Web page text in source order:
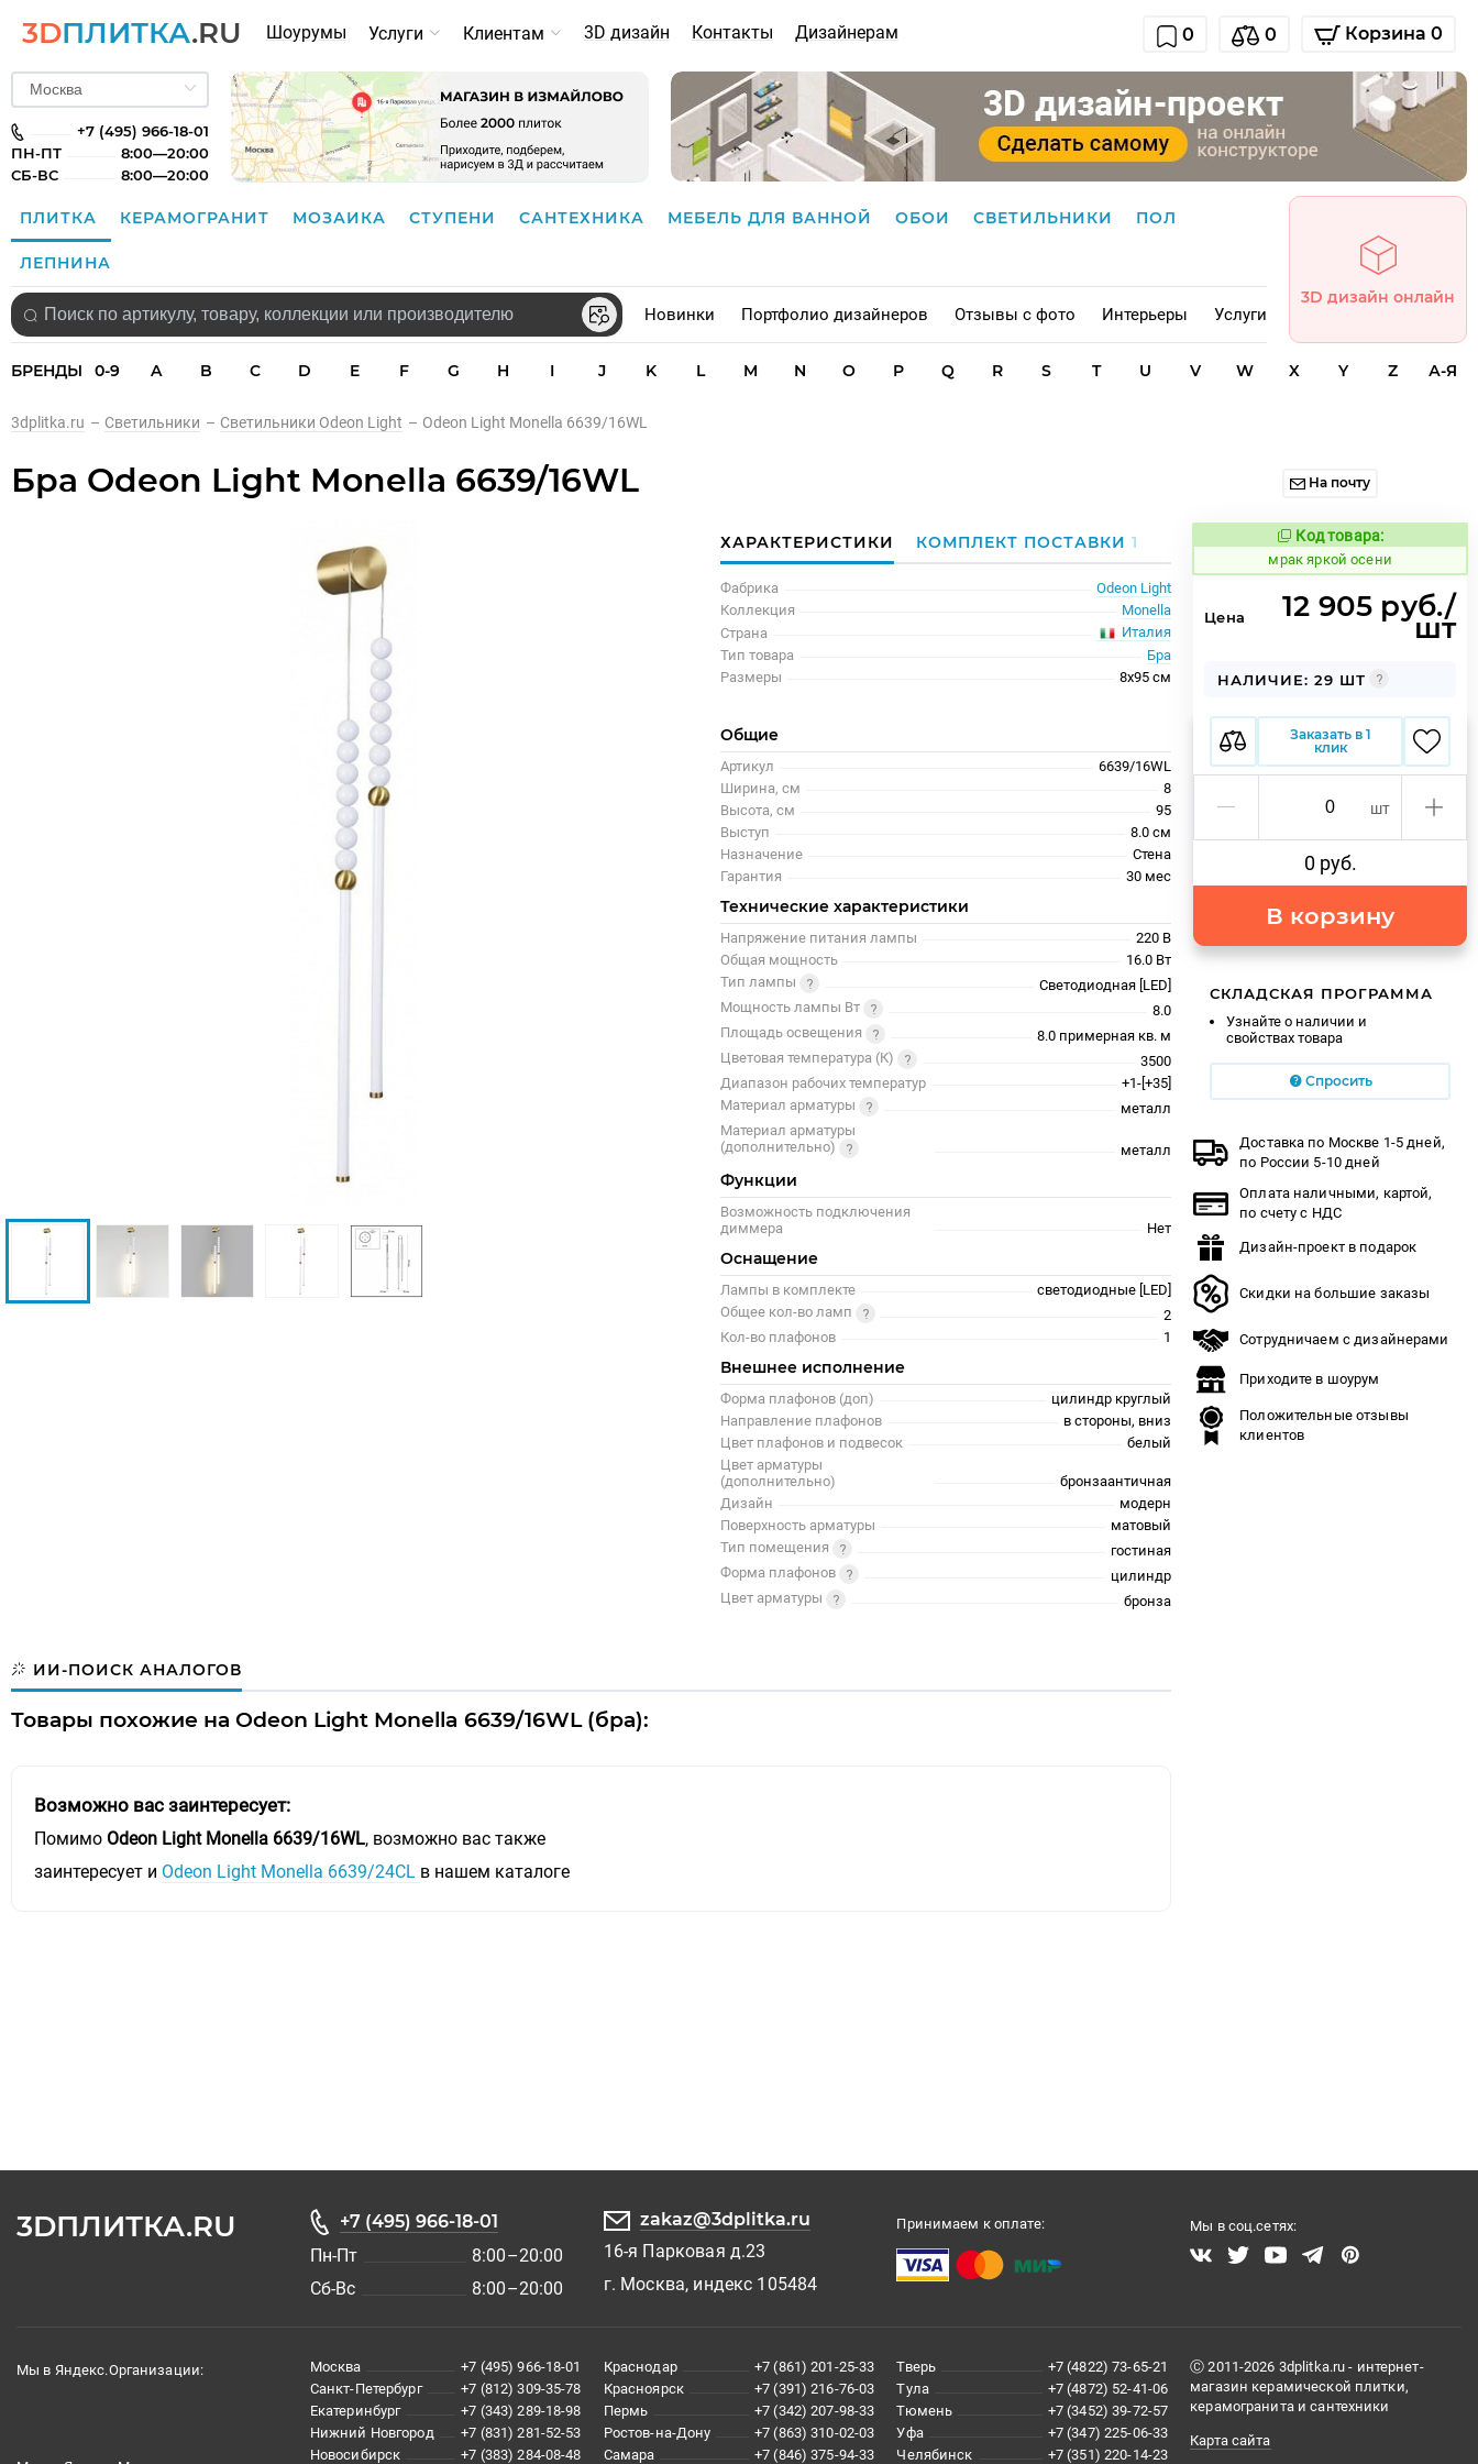
3DПЛИТКА.RU Шоурумы Услуги Клиентам 3D дизайн Контакты Дизайнерам 0 0 Корзина 0
+7 (495) 966-18-01
ПН-ПТ
8:00—20:00
СБ-ВС
8:00—20:00
ПЛИТКА КЕРАМОГРАНИТ МОЗАИКА СТУПЕНИ САНТЕХНИКА МЕБЕЛЬ ДЛЯ ВАННОЙ ОБОИ СВЕТИЛЬНИКИ ПОЛ
ЛЕПНИНА
Новинки Портфолио дизайнеров Отзывы с фото Интерьеры Услуги
3D дизайн онлайн
БРЕНДЫ 0-9 A B C D E F G H I J K L M N O P Q R S T U V W X Y Z А-Я
3dplitka.ru – Светильники – Светильники Odeon Light – Odeon Light Monella 6639/16WL
Бра Odeon Light Monella 6639/16WL На почту
ХАРАКТЕРИСТИКИ КОМПЛЕКТ ПОСТАВКИ1
Фабрика
Odeon Light
Коллекция
Monella
Страна
Италия
Тип товара
Бра
Размеры
8x95 см
Общие
Артикул
6639/16WL
Ширина, см
8
Высота, см
95
Выступ
8.0 см
Назначение
Стена
Гарантия
30 меc
Технические характеристики
Напряжение питания лампы
220 В
Общая мощность
16.0 Вт
Тип лампы
Светодиодная [LED]
Мощность лампы Вт
8.0
Площадь освещения
8.0 примерная кв. м
Цветовая температура (К)
3500
Диапазон рабочих температур
+1-[+35]
Материал арматуры
металл
Материал арматуры
(дополнительно)
металл
Функции
Возможность подключения
диммера
Нет
Оснащение
Лампы в комплекте
светодиодные [LED]
Общее кол-во ламп
2
Кол-во плафонов
1
Внешнее исполнение
Форма плафонов (доп)
цилиндр круглый
Направление плафонов
в стороны, вниз
Цвет плафонов и подвесок
белый
Цвет арматуры
(дополнительно)
бронзаантичная
Дизайн
модерн
Поверхность арматуры
матовый
Тип помещения
гостиная
Форма плафонов
цилиндр
Цвет арматуры
бронза
ИИ-ПОИСК АНАЛОГОВ
Товары похожие на Odeon Light Monella 6639/16WL (бра):
Возможно вас заинтересует:
Помимо Odeon Light Monella 6639/16WL, возможно вас также
заинтересует и Odeon Light Monella 6639/24CL в нашем каталоге
Код товара:
1053940 Код товара:
мрак яркой осени
Цена 12 905 руб./
шт
НАЛИЧИЕ: 29 ШТ
Заказать в 1
клик
шт
0 руб.
В корзину
СКЛАДСКАЯ ПРОГРАММА
Узнайте о наличии и
свойствах товара
Спросить
Доставка по Москве 1-5 дней,
по России 5-10 дней
Оплата наличными, картой,
по счету с НДС
Дизайн-проект в подарок
Скидки на большие заказы
Сотрудничаем с дизайнерами
Приходите в шоурум
Положительные отзывы
клиентов
3DПЛИТКА.RU
+7 (495) 966-18-01
Пн-Пт
8:00–20:00
Сб-Вс
8:00–20:00
zakaz@3dplitka.ru
16-я Парковая д.23
г. Москва, индекс 105484
Принимаем к оплате: Мы в соц.сетях:
Мы в Яндекс.Организации: Москва
+7 (495) 966-18-01
Санкт-Петербург
+7 (812) 309-35-78
Екатеринбург
+7 (343) 289-18-98
Нижний Новгород
+7 (831) 281-52-53
Новосибирск
+7 (383) 284-08-48
Краснодар
+7 (861) 201-25-33
Красноярск
+7 (391) 216-76-03
Пермь
+7 (342) 207-98-33
Ростов-на-Дону
+7 (863) 310-02-03
Самара
+7 (846) 375-94-33
Тверь
+7 (4822) 73-65-21
Тула
+7 (4872) 52-41-06
Тюмень
+7 (3452) 39-72-57
Уфа
+7 (347) 225-06-33
Челябинск
+7 (351) 220-14-23
Ⓒ 2011-2026 3dplitka.ru - интернет-
магазин керамической плитки,
керамогранита и сантехники
Карта сайта